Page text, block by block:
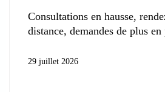
Consultations en hausse,
distance, demandes de plus
29 juillet 2026